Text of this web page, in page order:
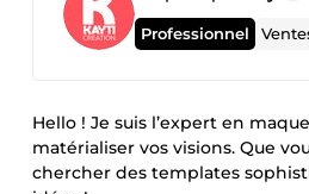
Professionnel
Hello ! Je suis l’expert en
matérialiser vos visions. Que
chercher des templates